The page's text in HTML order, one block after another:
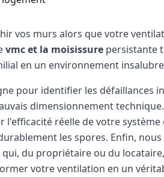
vos murs alors que votre
vmc et la moisissure persistante
en un environnement
pour identifier les défaillances
dimensionnement
réelle de votre système
les spores. Enfin,
du propriétaire ou du
votre ventilation en un